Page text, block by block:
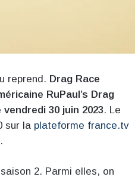
reprend. Drag Race
RuPaul’s Drag
30 juin 2023. Le
sur la plateforme france.tv
2. Parmi elles, on